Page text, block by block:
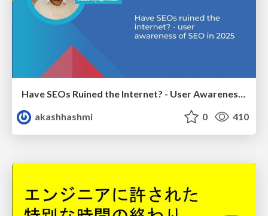
Have SEOs Ruined the Internet? - User Awareness of SEO in 2025
akashhashmi
0 410